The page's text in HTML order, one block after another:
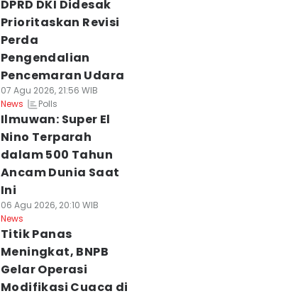
DPRD DKI Didesak
Prioritaskan Revisi
Perda
Pengendalian
Pencemaran Udara
07 Agu 2026, 21:56 WIB
News
Polls
Ilmuwan: Super El
Nino Terparah
dalam 500 Tahun
Ancam Dunia Saat
Ini
06 Agu 2026, 20:10 WIB
News
Titik Panas
Meningkat, BNPB
Gelar Operasi
Modifikasi Cuaca di